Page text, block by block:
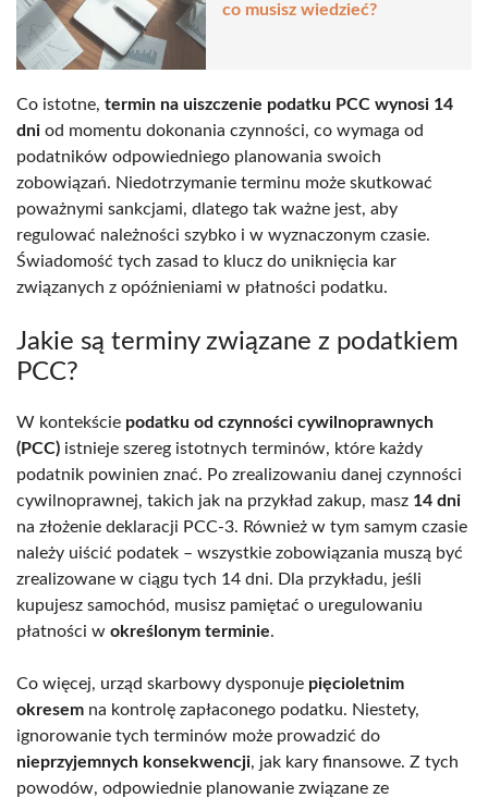
co musisz wiedzieć?
Co istotne, termin na uiszczenie podatku PCC wynosi 14
dni od momentu dokonania czynności, co wymaga od
podatników odpowiedniego planowania swoich
zobowiązań. Niedotrzymanie terminu może skutkować
poważnymi sankcjami, dlatego tak ważne jest, aby
regulować należności szybko i w wyznaczonym czasie.
Świadomość tych zasad to klucz do uniknięcia kar
związanych z opóźnieniami w płatności podatku.
Jakie są terminy związane z podatkiem
PCC?
W kontekście podatku od czynności cywilnoprawnych
(PCC) istnieje szereg istotnych terminów, które każdy
podatnik powinien znać. Po zrealizowaniu danej czynności
cywilnoprawnej, takich jak na przykład zakup, masz 14 dni
na złożenie deklaracji PCC-3. Również w tym samym czasie
należy uiścić podatek – wszystkie zobowiązania muszą być
zrealizowane w ciągu tych 14 dni. Dla przykładu, jeśli
kupujesz samochód, musisz pamiętać o uregulowaniu
płatności w określonym terminie.
Co więcej, urząd skarbowy dysponuje pięcioletnim
okresem na kontrolę zapłaconego podatku. Niestety,
ignorowanie tych terminów może prowadzić do
nieprzyjemnych konsekwencji, jak kary finansowe. Z tych
powodów, odpowiednie planowanie związane ze